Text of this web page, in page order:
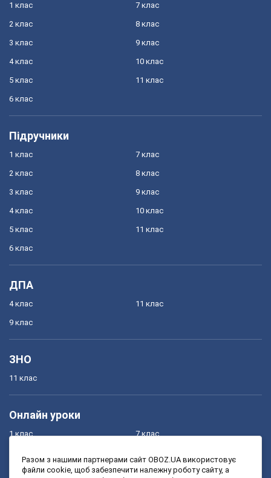
1 клас
2 клас
3 клас
4 клас
5 клас
6 клас
7 клас
8 клас
9 клас
10 клас
11 клас
Підручники
1 клас
2 клас
3 клас
4 клас
5 клас
6 клас
7 клас
8 клас
9 клас
10 клас
11 клас
ДПА
4 клас
9 клас
11 клас
ЗНО
11 клас
Онлайн уроки
1 клас
3 клас
7 клас
9 клас
Разом з нашими партнерами сайт OBOZ.UA використовує
файли cookie, щоб забезпечити належну роботу сайту, а